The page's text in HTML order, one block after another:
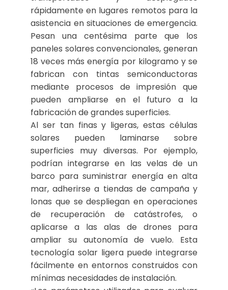
rápidamente en lugares remotos para la
asistencia en situaciones de emergencia.
Pesan una centésima parte que los
paneles solares convencionales, generan
18 veces más energía por kilogramo y se
fabrican con tintas semiconductoras
mediante procesos de impresión que
pueden ampliarse en el futuro a la
fabricación de grandes superficies.
Al ser tan finas y ligeras, estas células
solares pueden laminarse sobre
superficies muy diversas. Por ejemplo,
podrían integrarse en las velas de un
barco para suministrar energía en alta
mar, adherirse a tiendas de campaña y
lonas que se despliegan en operaciones
de recuperación de catástrofes, o
aplicarse a las alas de drones para
ampliar su autonomía de vuelo. Esta
tecnología solar ligera puede integrarse
fácilmente en entornos construidos con
mínimas necesidades de instalación.